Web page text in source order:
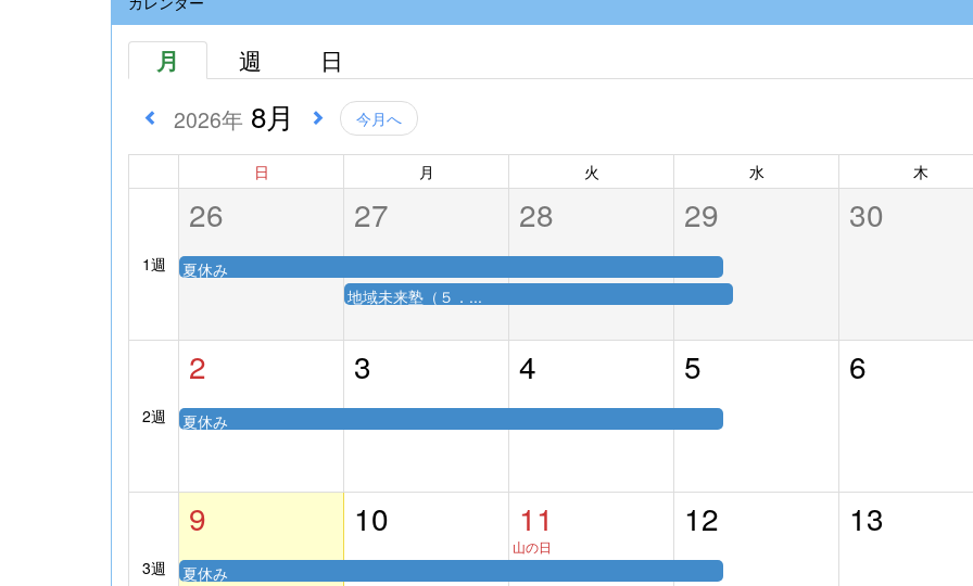
月 週 日
2026年 8月 今月へ
日 月 火 水 木
1週
26
夏休み
27
地域未来塾（５．...
28 29 30
2週
2
夏休み
3 4 5 6
3週
9
夏休み
10 11
山の日
12 13